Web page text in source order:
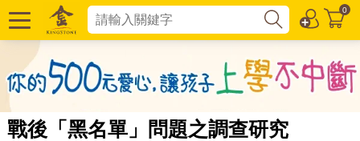
0
戰後「黑名單」問題之調查研究